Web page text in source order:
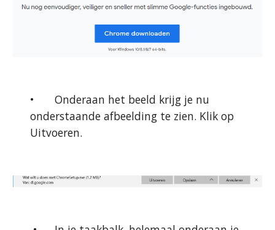
•
Onderaan het beeld krijg je nu
onderstaande afbeelding te zien. Klik op
Uitvoeren.